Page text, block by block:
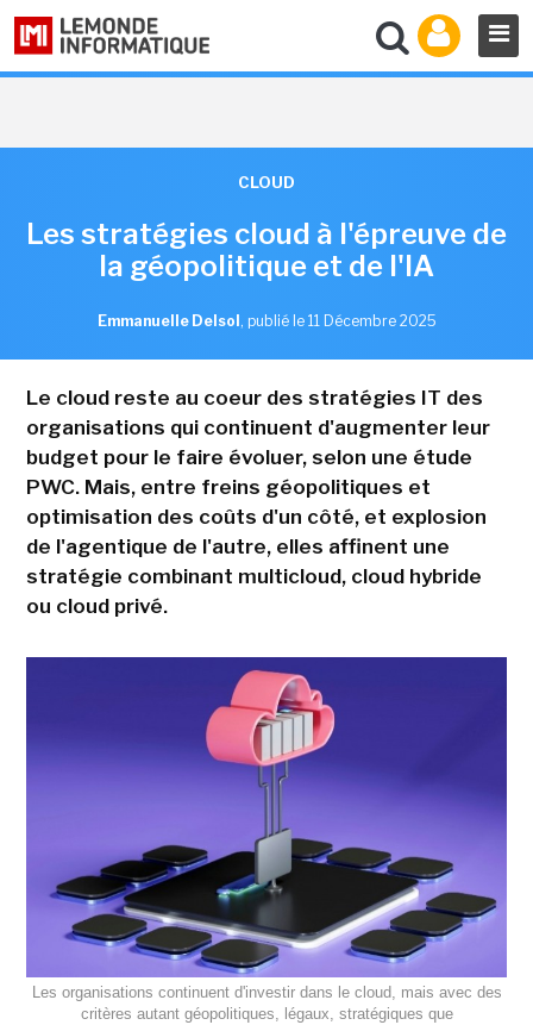
CLOUD
Les stratégies cloud à l'épreuve de
la géopolitique et de l'IA
Emmanuelle Delsol , publié le 11 Décembre 2025
Le cloud reste au coeur des stratégies IT des
organisations qui continuent d'augmenter leur
budget pour le faire évoluer, selon une étude
PWC. Mais, entre freins géopolitiques et
optimisation des coûts d'un côté, et explosion
de l'agentique de l'autre, elles affinent une
stratégie combinant multicloud, cloud hybride
ou cloud privé.
Les organisations continuent d'investir dans le cloud, mais avec des
critères autant géopolitiques, légaux, stratégiques que